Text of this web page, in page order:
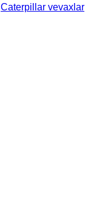
Caterpillar vevaxlar